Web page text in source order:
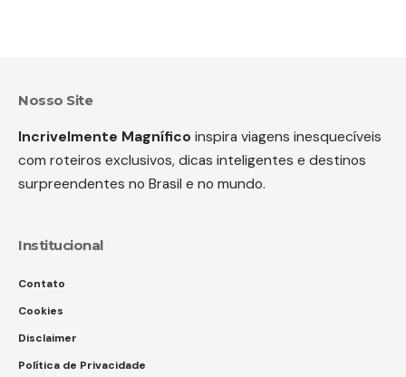
Nosso Site
Incrivelmente Magnífico inspira viagens inesquecíveis
com roteiros exclusivos, dicas inteligentes e destinos
surpreendentes no Brasil e no mundo.
Institucional
Contato
Cookies
Disclaimer
Política de Privacidade